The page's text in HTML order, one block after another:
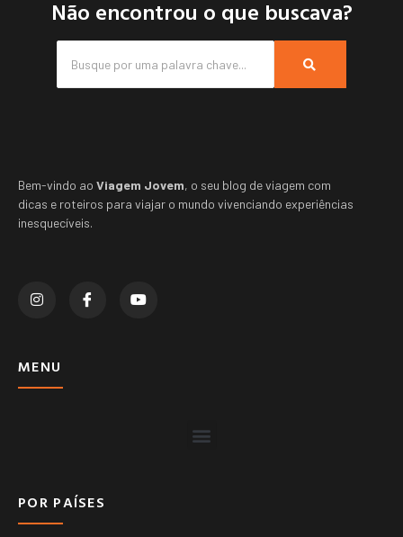
Não encontrou o que buscava?
Bem-vindo ao Viagem Jovem, o seu blog de viagem com
dicas e roteiros para viajar o mundo vivenciando experiências
inesquecíveis.
MENU
POR PAÍSES